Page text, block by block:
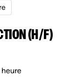
(H/F)
heure